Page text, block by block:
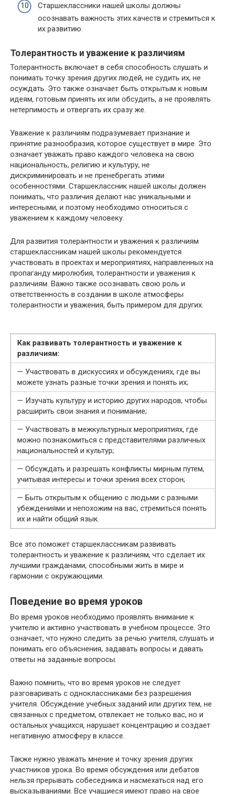
Старшеклассники нашей школы должны
осознавать важность этих качеств и стремиться к
их развитию.
Толерантность и уважение к различиям
Толерантность включает в себя способность слушать и
понимать точку зрения других людей, не судить их, не
осуждать. Это также означает быть открытым к новым
идеям, готовым принять их или обсудить, а не проявлять
нетерпимость и отвергать их сразу же.
Уважение к различиям подразумевает признание и
принятие разнообразия, которое существует в мире. Это
означает уважать право каждого человека на свою
национальность, религию и культуру, не
дискриминировать и не пренебрегать этими
особенностями. Старшеклассник нашей школы должен
понимать, что различия делают нас уникальными и
интересными, и поэтому необходимо относиться с
уважением к каждому человеку.
Для развития толерантности и уважения к различиям
старшеклассникам нашей школы рекомендуется
участвовать в проектах и мероприятиях, направленных на
пропаганду миролюбия, толерантности и уважения к
различиям. Важно также осознавать свою роль и
ответственность в создании в школе атмосферы
толерантности и уважения, быть примером для других.
Как развивать толерантность и уважение к
различиям:
— Участвовать в дискуссиях и обсуждениях, где вы
можете узнать разные точки зрения и понять их;
— Изучать культуру и историю других народов, чтобы
расширить свои знания и понимание;
— Участвовать в межкультурных мероприятиях, где
можно познакомиться с представителями различных
национальностей и культур;
— Обсуждать и разрешать конфликты мирным путем,
учитывая интересы и точки зрения всех сторон;
— Быть открытым к общению с людьми с разными
убеждениями и непохожим на вас, стремиться понять
их и найти общий язык.
Все это поможет старшеклассникам развивать
толерантность и уважение к различиям, что сделает их
лучшими гражданами, способными жить в мире и
гармонии с окружающими.
Поведение во время уроков
Во время уроков необходимо проявлять внимание к
учителю и активно участвовать в учебном процессе. Это
означает, что нужно следить за речью учителя, слушать и
понимать его объяснения, задавать вопросы и давать
ответы на заданные вопросы.
Важно помнить, что во время уроков не следует
разговаривать с одноклассниками без разрешения
учителя. Обсуждение учебных заданий или других тем, не
связанных с предметом, отвлекает не только вас, но и
остальных учащихся, нарушает концентрацию и создает
негативную атмосферу в классе.
Также нужно уважать мнение и точку зрения других
участников урока. Во время обсуждения или дебатов
нельзя прерывать собеседника и насмехаться над его
высказываниями. Все учащиеся имеют право на свое